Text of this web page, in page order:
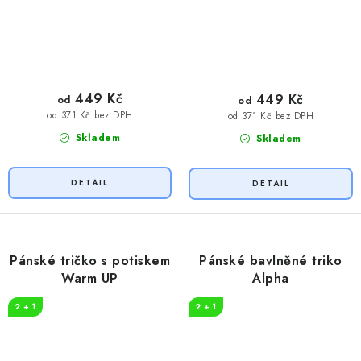
Skladem
od 371 Kč bez DPH
od 449 Kč
Skladem
od 371 Kč bez DPH
od 449 Kč
Pánské tričko s potiskem
Warm UP
2 + 1
Pánské bavlněné triko
Alpha
2 + 1